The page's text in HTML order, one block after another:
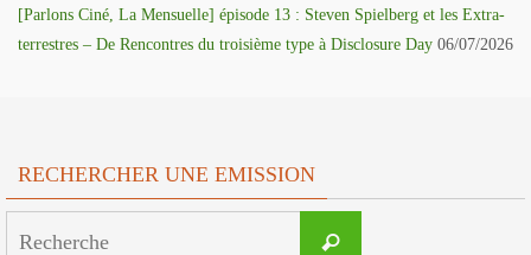
[Parlons Ciné, La Mensuelle] épisode 13 : Steven Spielberg et les Extra-
terrestres – De Rencontres du troisième type à Disclosure Day 06/07/2026
RECHERCHER UNE EMISSION
Recherche